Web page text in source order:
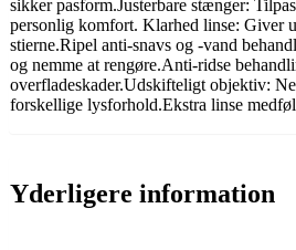
sikker pasform.Justerbare stænger:
personlig komfort. Klarhed linse: Giver
stierne.Ripel anti-snavs og -vand
og nemme at rengøre.Anti-ridse
overfladeskader.Udskifteligt objektiv:
forskellige lysforhold.Ekstra linse
Yderligere information